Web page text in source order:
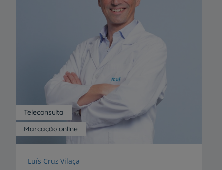
Marcação online
Teleconsulta
Luís Cruz Vilaça